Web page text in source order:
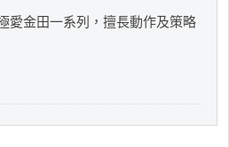
愛金田一系列，擅長動作及策略